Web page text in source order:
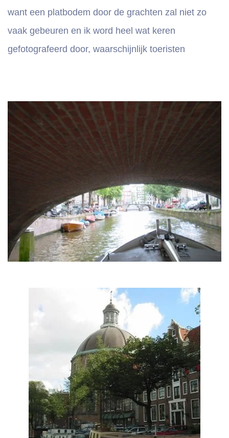
want een platbodem door de grachten zal niet zo
vaak gebeuren en ik word heel wat keren
gefotografeerd door, waarschijnlijk toeristen